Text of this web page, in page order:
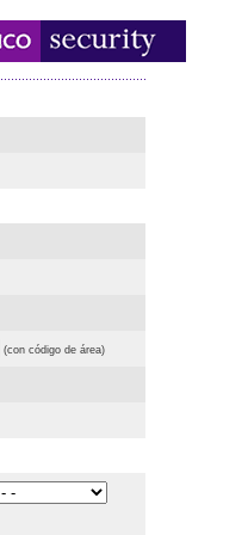
(con código de área)